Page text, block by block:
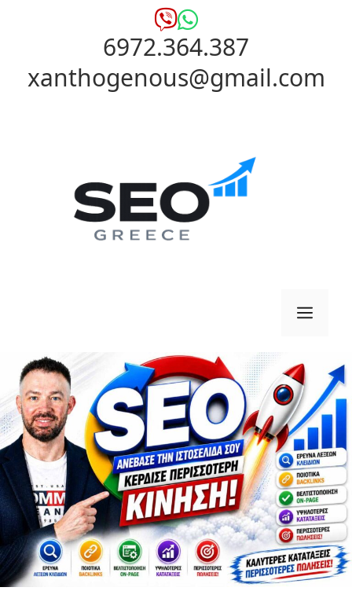
6972.364.387
xanthogenous@gmail.com